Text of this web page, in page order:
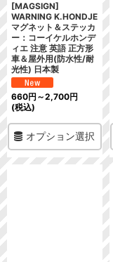
[MAGSIGN]
WARNING K.HONDJE
マグネット＆ステッカ
ー：コーイケルホンデ
ィエ 注意 英語 正方形
車＆屋外用(防水性/耐
光性) 日本製
660円 ～2,700円
(税込)
オプション選択